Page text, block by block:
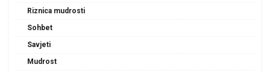
Riznica mudrosti
Sohbet
Savjeti
Mudrost